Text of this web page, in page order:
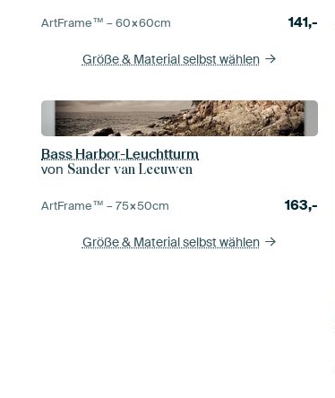
ArtFrame™ –60×60cm 141,-
Größe & Material selbst wählen
Bass Harbor-Leuchtturm
von Sander van Leeuwen
ArtFrame™ –75×50cm 163,-
Größe & Material selbst wählen